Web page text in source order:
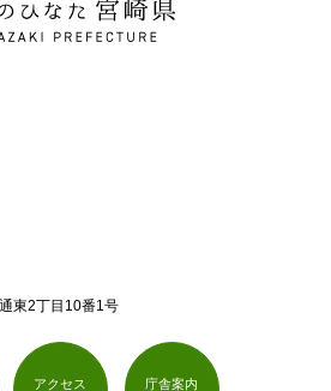
なた 宮崎県
PREFECTURE
東2丁目10番1号
アクセス 庁舎案内